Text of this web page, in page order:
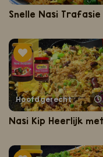
Hoofdgerecht